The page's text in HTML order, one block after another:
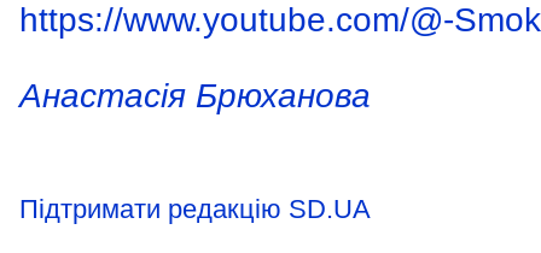
https://www.youtube.com/@-
Анастасія Брюханова
Підтримати редакцію SD.UA